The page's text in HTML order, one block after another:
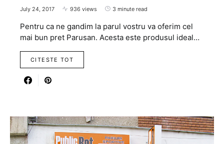
July 24, 2017 936 views 3 minute read
Pentru ca ne gandim la parul vostru va oferim cel
mai bun pret Parusan. Acesta este produsul ideal…
CITESTE TOT